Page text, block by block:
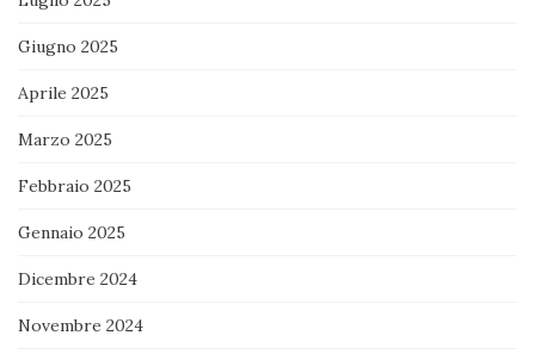
Giugno 2025
Aprile 2025
Marzo 2025
Febbraio 2025
Gennaio 2025
Dicembre 2024
Novembre 2024